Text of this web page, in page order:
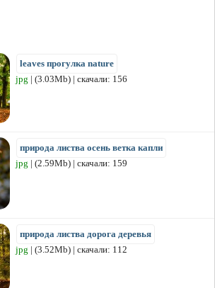
leaves прогулка nature
jpg | (3.03Mb) | скачали: 156
природа листва осень ветка капли
jpg | (2.59Mb) | скачали: 159
природа листва дорога деревья
jpg | (3.52Mb) | скачали: 112